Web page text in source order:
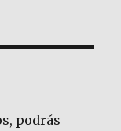
podrás